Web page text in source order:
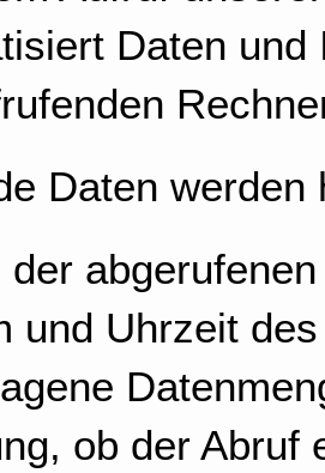
Daten
Daten werden
der
und Uhrzeit
ob der Abruf